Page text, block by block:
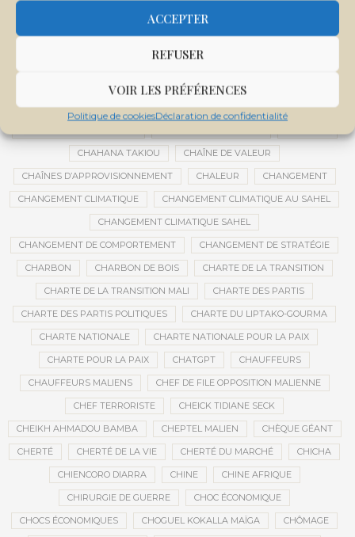
ACCEPTER
REFUSER
VOIR LES PRÉFÉRENCES
Politique de cookiesDéclaration de confidentialité
CENTRE INTERNATIONAL DE CONFÉRENCES DE BAMAKO
CENTRE MALI
CENTRE NATIONAL DES EXAMENS ET CONCOURS DE L’ÉDUCATION
CENTRES DE DONNÉES CERCLE DE RÉFLEXION À DISTANCE
CÉRÉALES CÉRÉALES RUSSES CÉRÉMONIE DE DÉCORATION
CHAHANA TAKIOU CHAÎNE DE VALEUR
CHAÎNES D’APPROVISIONNEMENT CHALEUR CHANGEMENT
CHANGEMENT CLIMATIQUE CHANGEMENT CLIMATIQUE AU SAHEL
CHANGEMENT CLIMATIQUE SAHEL
CHANGEMENT DE COMPORTEMENT CHANGEMENT DE STRATÉGIE
CHARBON CHARBON DE BOIS CHARTE DE LA TRANSITION
CHARTE DE LA TRANSITION MALI CHARTE DES PARTIS
CHARTE DES PARTIS POLITIQUES CHARTE DU LIPTAKO-GOURMA
CHARTE NATIONALE CHARTE NATIONALE POUR LA PAIX
CHARTE POUR LA PAIX CHATGPT CHAUFFEURS
CHAUFFEURS MALIENS CHEF DE FILE OPPOSITION MALIENNE
CHEF TERRORISTE CHEICK TIDIANE SECK
CHEIKH AHMADOU BAMBA CHEPTEL MALIEN CHÈQUE GÉANT
CHERTÉ CHERTÉ DE LA VIE CHERTÉ DU MARCHÉ CHICHA
CHIENCORO DIARRA CHINE CHINE AFRIQUE
CHIRURGIE DE GUERRE CHOC ÉCONOMIQUE
CHOCS ÉCONOMIQUES CHOGUEL KOKALLA MAÏGA CHÔMAGE